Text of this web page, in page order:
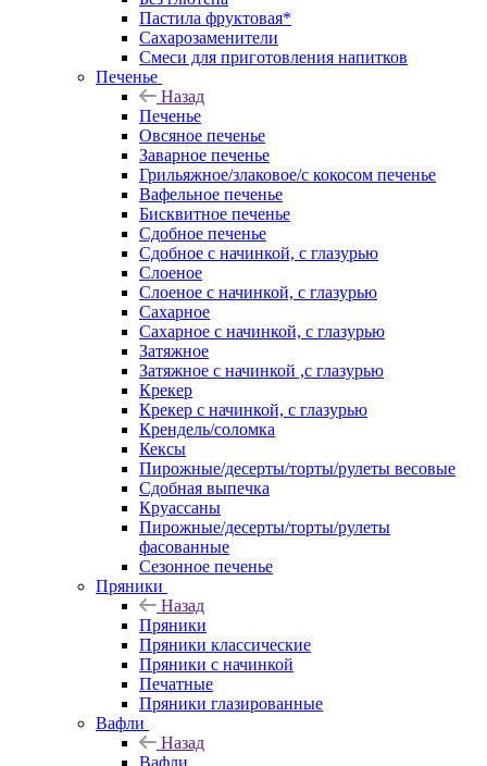
Пастила фруктовая*
Сахарозаменители
Смеси для приготовления напитков
Печенье
Назад
Печенье
Овсяное печенье
Заварное печенье
Грильяжное/злаковое/с кокосом печенье
Вафельное печенье
Бисквитное печенье
Сдобное печенье
Сдобное с начинкой, с глазурью
Слоеное
Слоеное с начинкой, с глазурью
Сахарное
Сахарное с начинкой, с глазурью
Затяжное
Затяжное с начинкой ,с глазурью
Крекер
Крекер с начинкой, с глазурью
Крендель/соломка
Кексы
Пирожные/десерты/торты/рулеты весовые
Сдобная выпечка
Круассаны
Пирожные/десерты/торты/рулеты
фасованные
Сезонное печенье
Пряники
Назад
Пряники
Пряники классические
Пряники с начинкой
Печатные
Пряники глазированные
Вафли
Назад
Вафли